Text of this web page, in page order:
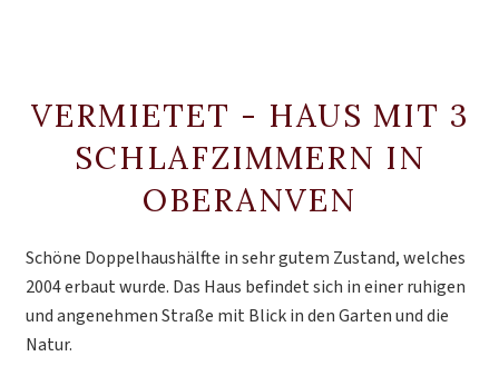
VERMIETET - HAUS MIT 3
SCHLAFZIMMERN IN
OBERANVEN
Schöne Doppelhaushälfte in sehr gutem Zustand, welches
2004 erbaut wurde. Das Haus befindet sich in einer ruhigen
und angenehmen Straße mit Blick in den Garten und die
Natur.